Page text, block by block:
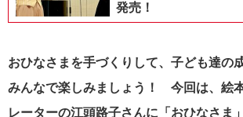
発売！
おひなさまを手づくりして、子ども達の
みんなで楽しみましょう！ 今回は、絵
レーターの江頭路子さんに「おひなさま